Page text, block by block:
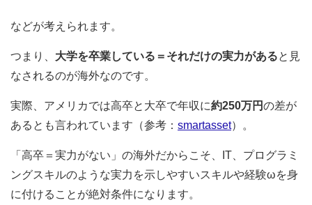
などが考えられます。
つまり、 大学を卒業している＝それだけの実力があると見
なされるのが海外なのです。
実際、アメリカでは高卒と大卒で年収に約250万円の差が
あるとも言われています（参考： smartasset）。
「高卒＝実力がない」の海外だからこそ、IT、プログラミ
ングスキルのような実力を示しやすいスキルや経験ωを身
に付けることが絶対条件になります。